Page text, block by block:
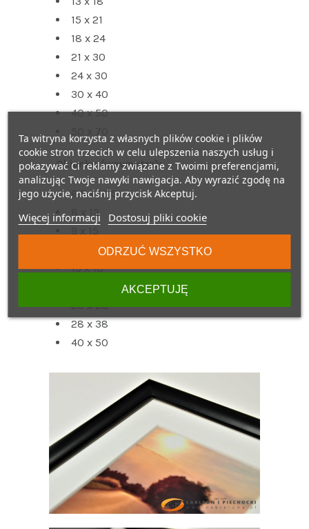
15 x 21
18 x 24
21 x 30
24 x 30
30 x 40
40 x 50
50 x 70
Okienko (wewnątrz):
6,5 x 10,5
8 x 12
11 x 17
13 x 18
20 x 28
28 x 38
40 x 50
Ta witryna korzysta z własnych plików cookie i plików
cookie stron trzecich w celu ulepszenia naszych usług i
pokazywać Ci reklamy związane z Twoimi preferencjami,
analizując Twoje nawyki nawigacja. Aby wyrazić zgodę na
jego użycie, naciśnij przycisk Akceptuj.
Więcej informacji Dostosuj pliki cookie
ODRZUĆ WSZYSTKO
AKCEPTUJĘ